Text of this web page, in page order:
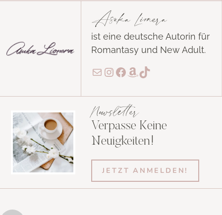
Asuka Lionera
ist eine deutsche Autorin für
Romantasy und New Adult.
E-MailInstagram
Facebook
Amazon
TikTok
Newsletter
Verpasse Keine
Neuigkeiten!
JETZT ANMELDEN!